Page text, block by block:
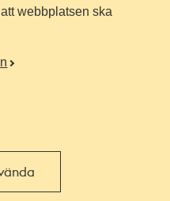
webbplatsen ska